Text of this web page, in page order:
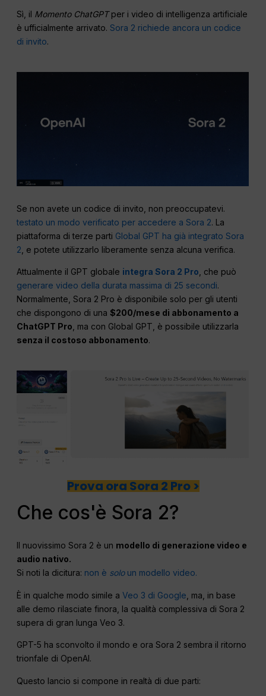
Sì, il Momento ChatGPTper i video di intelligenza artificiale
è ufficialmente arrivato.Sora 2 richiede ancora un codice
di invito.
Se non avete un codice di invito, non preoccupatevi.
testato un modo verificato per accedere a Sora 2. La
piattaforma di terze parti Global GPT ha già integrato Sora
2 , e potete utilizzarlo liberamente senza alcuna verifica.
Attualmente il GPT globale integra Sora 2 Pro , che può
generare video della durata massima di 25 secondi.
Normalmente, Sora 2 Pro è disponibile solo per gli utenti
che dispongono di una$200/mese di abbonamento a
ChatGPT Pro , ma con Global GPT, è possibile utilizzarla
senza il costoso abbonamento.
Prova ora Sora 2 Pro >
Che cos'è Sora 2?
Il nuovissimo Sora 2 è un modello di generazione video e
audio nativo.
Si noti la dicitura: non è soloun modello video.
È in qualche modo simile aVeo 3 di Google , ma, in base
alle demo rilasciate finora, la qualità complessiva di Sora 2
supera di gran lunga Veo 3.
GPT-5 ha sconvolto il mondo e ora Sora 2 sembra il ritorno
trionfale di OpenAI.
Questo lancio si compone in realtà di due parti: